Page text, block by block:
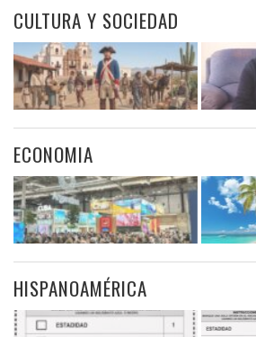
CULTURA Y SOCIEDAD
ECONOMIA
HISPANOAMÉRICA